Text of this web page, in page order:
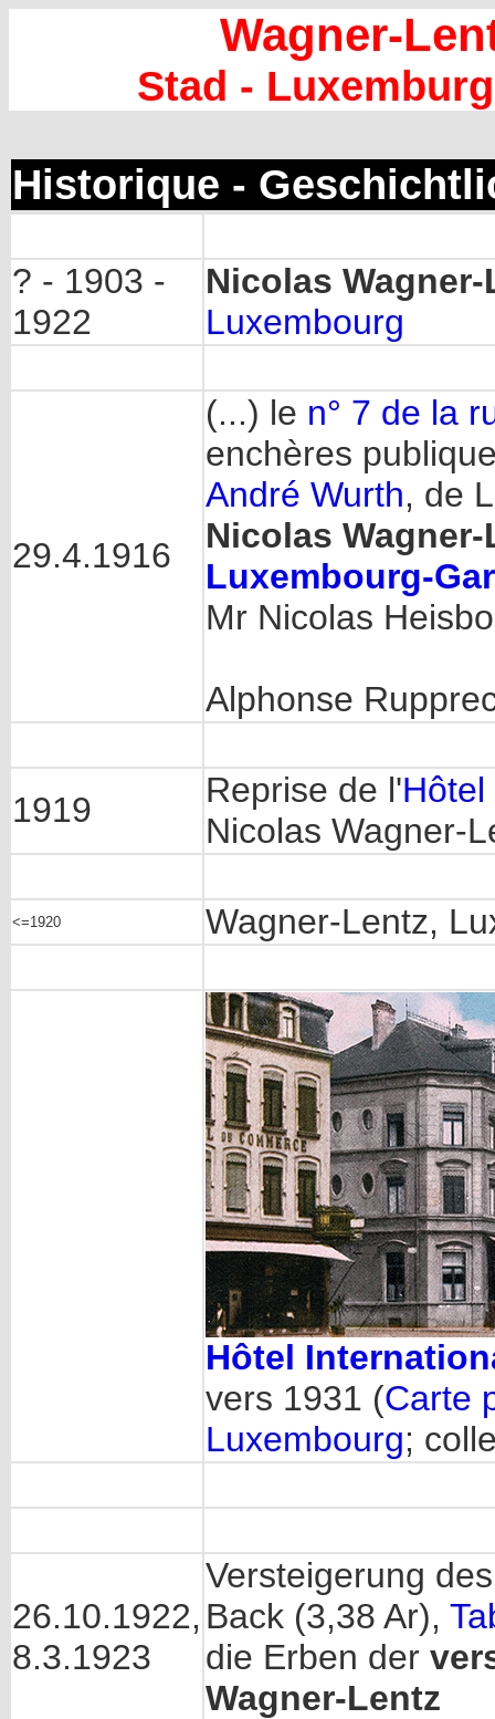
Wagner-
Stad -
Historique -
? - 1903 -
1922
Nicolas Wagner-
Luxembourg
29.4.1916
(...) le n° 7 de la
enchères
André Wurth, de
Nicolas
Luxembourg-
Mr Nicolas
Alphonse
1919 Reprise de l'
Nicolas Wagner-
<=1920 Wagner-Lentz,
Hôtel
vers 1931 (Carte
Luxembourg;
26.10.1922,
8.3.1923
Versteigerung
Back (3,38 Ar),
die Erben der
Wagner-Lentz